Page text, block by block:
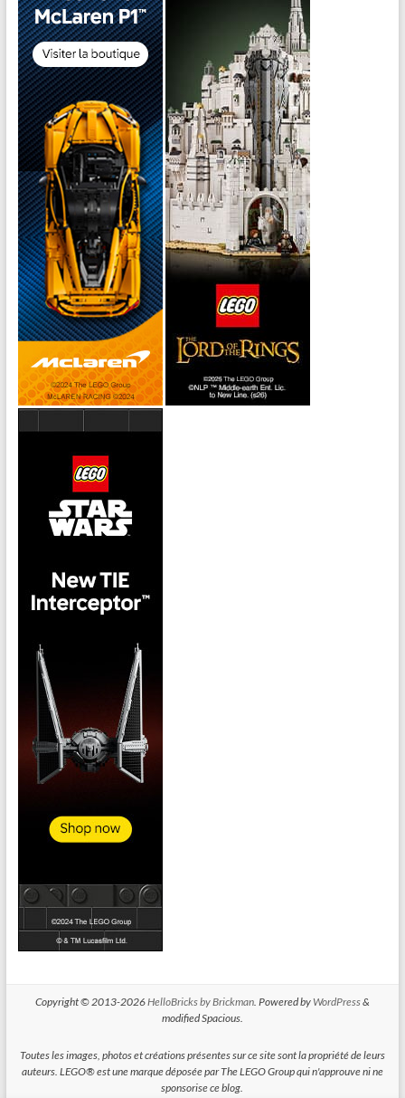
Copyright © 2013-2026HelloBricks by Brickman. Powered by WordPress&
modified Spacious.
Toutes les images, photos et créations présentes sur ce site sont la propriété de leurs
auteurs. LEGO® est une marque déposée par The LEGO Group qui n'approuve ni ne
sponsorise ce blog.